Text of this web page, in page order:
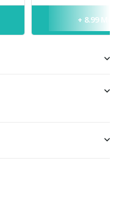
+ 8.99